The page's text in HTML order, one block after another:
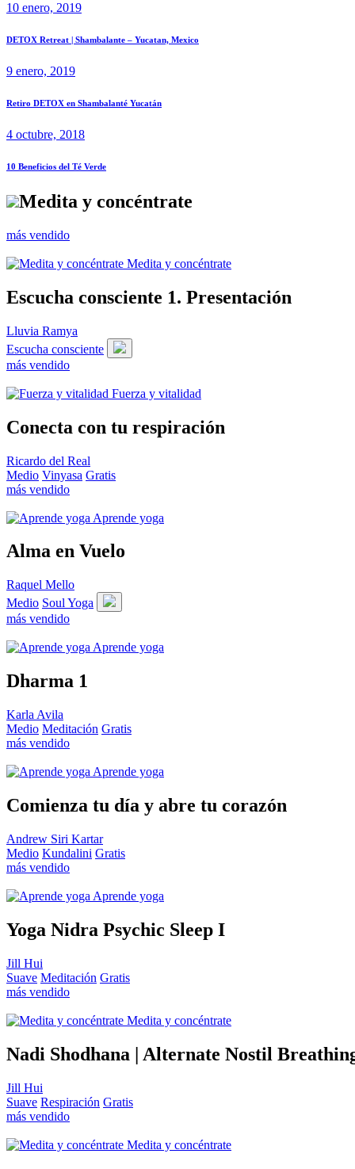
10 enero, 2019
DETOX Retreat | Shambalante – Yucatan, Mexico
9 enero, 2019
Retiro DETOX en Shambalanté Yucatán
4 octubre, 2018
10 Beneficios del Té Verde
Medita y concéntrate
más vendido
Medita y concéntrate
Escucha consciente 1. Presentación
Lluvia Ramya
Escucha consciente
más vendido
Fuerza y vitalidad
Conecta con tu respiración
Ricardo del Real
Medio Vinyasa Gratis
más vendido
Aprende yoga
Alma en Vuelo
Raquel Mello
Medio Soul Yoga
más vendido
Aprende yoga
Dharma 1
Karla Avila
Medio Meditación Gratis
más vendido
Aprende yoga
Comienza tu día y abre tu corazón
Andrew Siri Kartar
Medio Kundalini Gratis
más vendido
Aprende yoga
Yoga Nidra Psychic Sleep I
Jill Hui
Suave Meditación Gratis
más vendido
Medita y concéntrate
Nadi Shodhana | Alternate Nostil
Jill Hui
Suave Respiración Gratis
más vendido
Medita y concéntrate